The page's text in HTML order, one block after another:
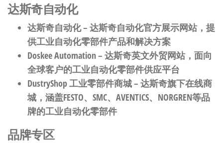
达斯奇自动化
达斯奇自动化– 达斯奇自动化官方展示网站，提
供工业自动化零部件产品和解决方案
Doskee Automation– 达斯奇英文外贸网站，面向
全球客户的工业自动化零部件供应平台
DustryShop 工业零部件商城– 达斯奇旗下在线商
城，涵盖FESTO、SMC、AVENTICS、NORGREN等品
牌的工业自动化零部件
品牌专区